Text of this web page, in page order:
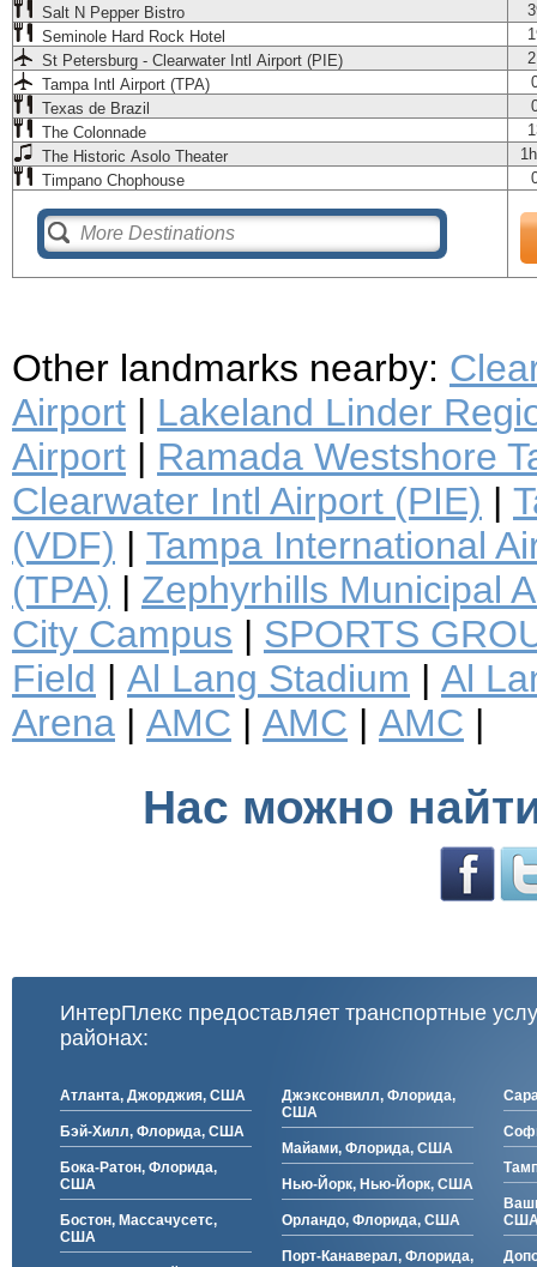
Salt N Pepper Bistro
Seminole Hard Rock Hotel
St Petersburg - Clearwater Intl Airport (PIE)
Tampa Intl Airport (TPA)
Texas de Brazil
The Colonnade
The Historic Asolo Theater
Timpano Chophouse
Other landmarks nearby:
Airport | Lakeland Linder
Airport | Ramada Westshore
Clearwater Intl Airport (PIE) |
(VDF) | Tampa International
(TPA) | Zephyrhills Municipal
City Campus | SPORTS
Field | Al Lang Stadium | Al
Arena | AMC | AMC | AMC |
Нас можно
ИнтерПлекс предоставляет транспортные
районах:
Атланта, Джорджия, США
Бэй-Хилл, Флорида, США
Бока-Ратон, Флорида,
США
Бостон, Массачусетс,
США
Джэксонвилл, Флорида,
США
Майами, Флорида, США
Нью-Йорк, Нью-Йорк, США
Орландо, Флорида, США
Порт-Канаверал, Флорида,